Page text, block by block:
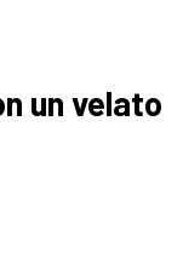
un velato